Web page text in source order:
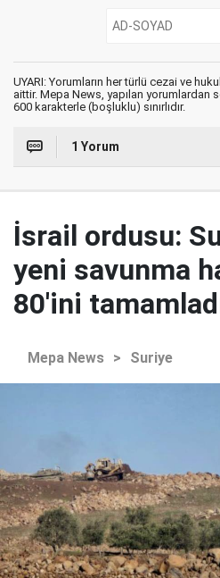
UYARI: Yorumların her türlü cezai ve
aittir. Mepa News, yapılan yorumlardan
600 karakterle (boşluklu) sınırlıdır.
1 Yorum
İsrail ordusu:
yeni savunma
80'ini
Mepa News > Suriye